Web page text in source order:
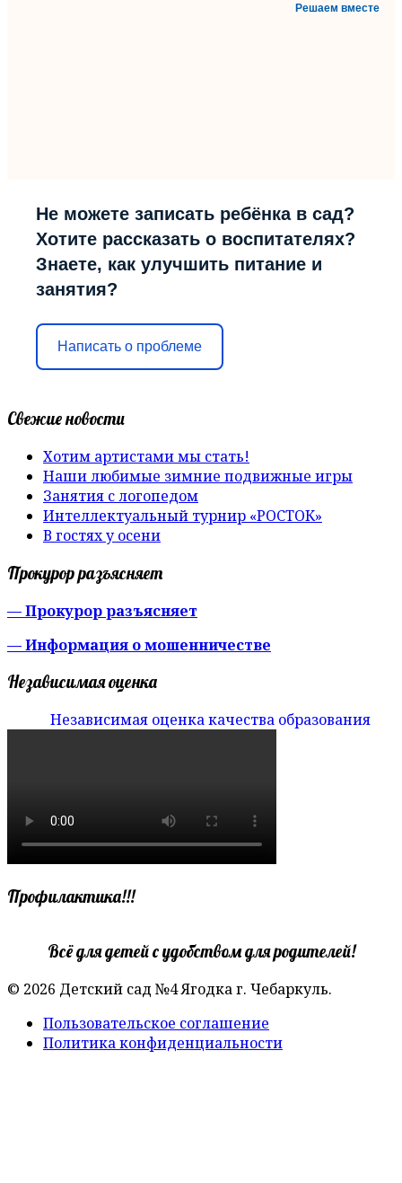
Решаем вместе
Не можете записать ребёнка в сад?
Хотите рассказать о воспитателях?
Знаете, как улучшить питание и
занятия?
Написать о проблеме
Свежие новости
Хотим артистами мы стать!
Наши любимые зимние подвижные игры
Занятия с логопедом
Интеллектуальный турнир «РОСТОК»
В гостях у осени
Прокурор разъясняет
— Прокурор разъясняет
— Информация о мошенничестве
Независимая оценка
Независимая оценка качества образования
Профилактика!!!
Всё для детей с удобством для родителей!
© 2026 Детский сад №4 Ягодка г. Чебаркуль.
Пользовательское соглашение
Политика конфиденциальности